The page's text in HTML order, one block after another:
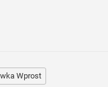
Wprost